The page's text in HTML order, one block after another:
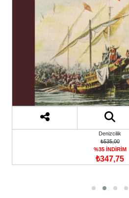
Denizcilik
₺535,00
%35 İNDİRİM
₺347,75